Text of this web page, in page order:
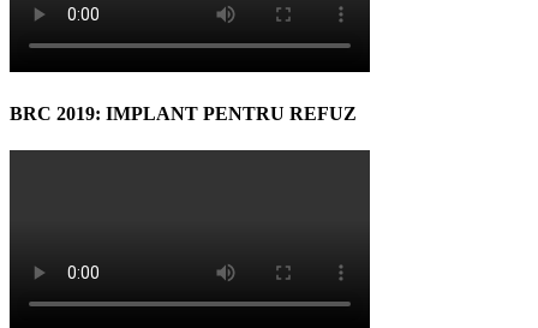
BRC 2019: IMPLANT PENTRU REFUZ